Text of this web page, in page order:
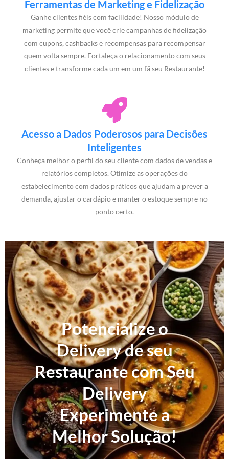
Ferramentas de Marketing e Fidelização
Ganhe clientes fiéis com facilidade! Nosso módulo de
marketing permite que você crie campanhas de fidelização
com cupons, cashbacks e recompensas para recompensar
quem volta sempre. Fortaleça o relacionamento com seus
clientes e transforme cada um em um fã seu Restaurante!
Acesso a Dados Poderosos para Decisões
Inteligentes
Conheça melhor o perfil do seu cliente com dados de vendas e
relatórios completos. Otimize as operações do
estabelecimento com dados práticos que ajudam a prever a
demanda, ajustar o cardápio e manter o estoque sempre no
ponto certo.
Potencialize o
Delivery de seu
Restaurante com Seu
Delivery
Experimente a
Melhor Solução!